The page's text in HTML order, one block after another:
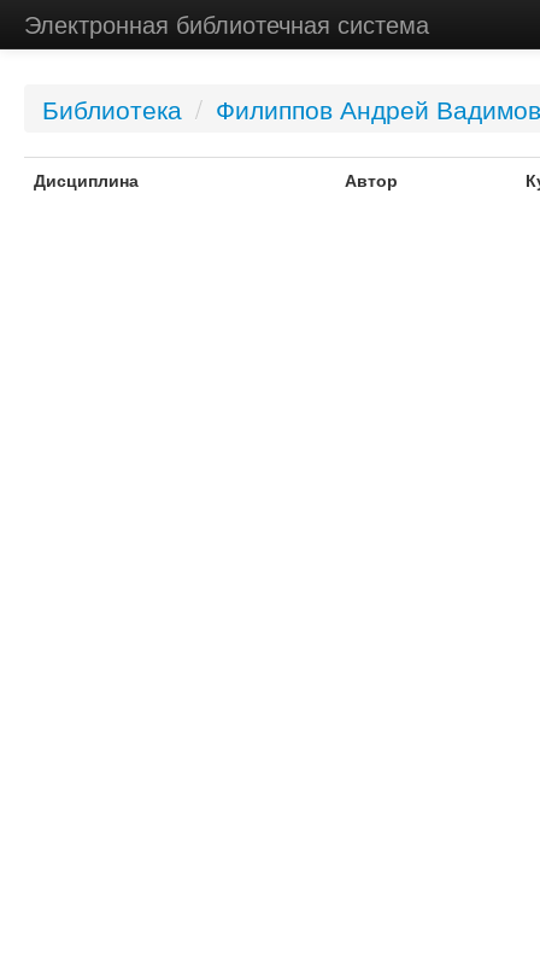
Электронная библиотечная система
Библиотека / Филиппов Андрей
Дисциплина Автор